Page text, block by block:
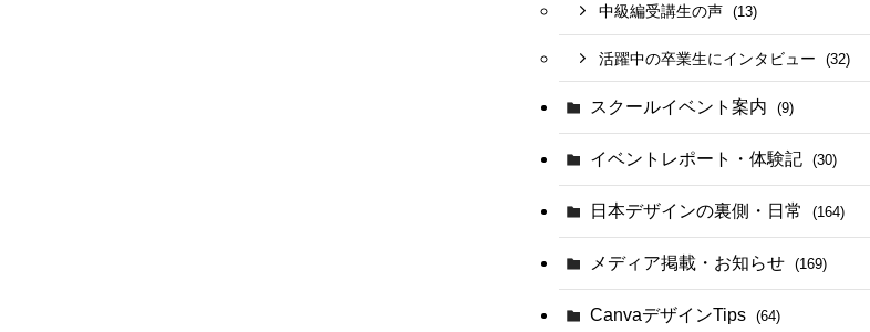
中級編受講生の声 (13)
活躍中の卒業生にインタビュー (32)
スクールイベント案内 (9)
イベントレポート・体験記 (30)
日本デザインの裏側・日常 (164)
メディア掲載・お知らせ (169)
CanvaデザインTips (64)